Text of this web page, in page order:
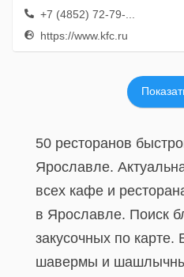
+7 (4852) 72-79-...
https://www.kfc.ru
50 ресторанов
Ярославле.
всех кафе и
в Ярославле. Поиск
закусочных по карте.
шавермы и